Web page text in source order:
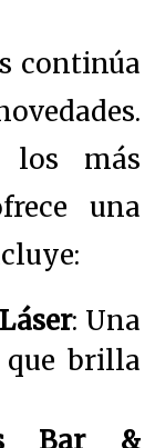
continúa
los más
una
: Una
que brilla
Bar &